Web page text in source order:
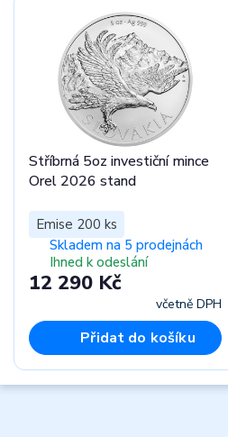
Stříbrná 5oz investiční mince
Orel 2026 stand
Emise 200 ks
Skladem na 5 prodejnách
Ihned k odeslání
12 290 Kč
včetně DPH
Přidat do košíku